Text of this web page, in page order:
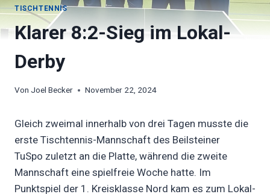
TISCHTENNIS
Klarer 8:2-Sieg im Lokal-
Derby
Von Joel Becker November 22, 2024
Gleich zweimal innerhalb von drei Tagen musste die
erste Tischtennis-Mannschaft des Beilsteiner
TuSpo zuletzt an die Platte, während die zweite
Mannschaft eine spielfreie Woche hatte. Im
Punktspiel der 1. Kreisklasse Nord kam es zum Lokal-